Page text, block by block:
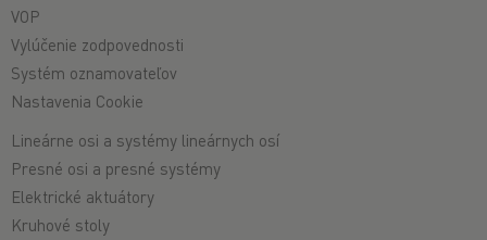
VOP
Vylúčenie zodpovednosti
Systém oznamovateľov
Nastavenia Cookie
Lineárne osi a systémy lineárnych osí
Presné osi a presné systémy
Elektrické aktuátory
Kruhové stoly